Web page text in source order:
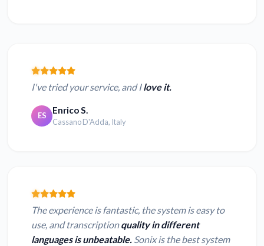
I've tried your service, and Ilove it.
ES Enrico S.
Cassano D'Adda, Italy
The experience is fantastic, the system is easy to
use, and transcriptionquality in different
languages is unbeatable. Sonix is the best system